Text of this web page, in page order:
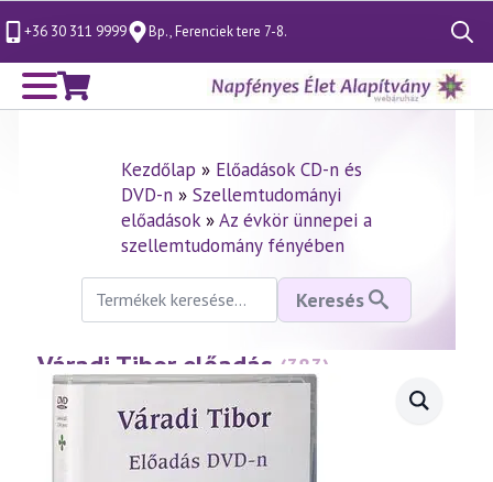
+36 30 311 9999 Bp., Ferenciek tere 7-8.
Search
for:
Kezdőlap » Előadások CD-n és
DVD-n» Szellemtudományi
előadások»Az évkör ünnepei a
szellemtudomány fényében
Keresés
következőre:
Keresés
Váradi Tibor előadás (383)
Pünkösd misztériuma
(2005.05.12.)